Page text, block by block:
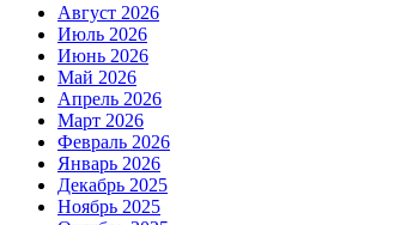
Август 2026
Июль 2026
Июнь 2026
Май 2026
Апрель 2026
Март 2026
Февраль 2026
Январь 2026
Декабрь 2025
Ноябрь 2025